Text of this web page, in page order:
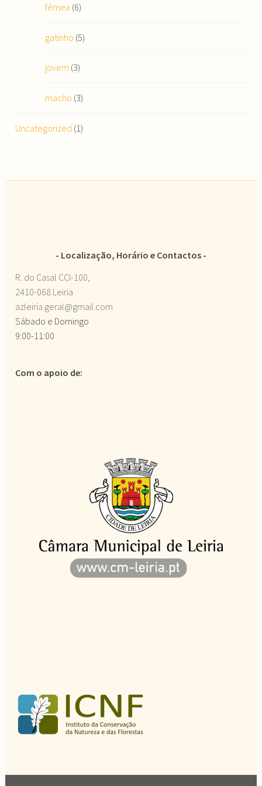
fêmea (6)
gatinho (5)
jovem (3)
macho (3)
Uncategorized (1)
Localização, Horário e Contactos
R. do Casal CCI-100,
2410-068 Leiria
azleiria.geral@gmail.com
Sábado e Domingo
9:00-11:00
Com o apoio de: